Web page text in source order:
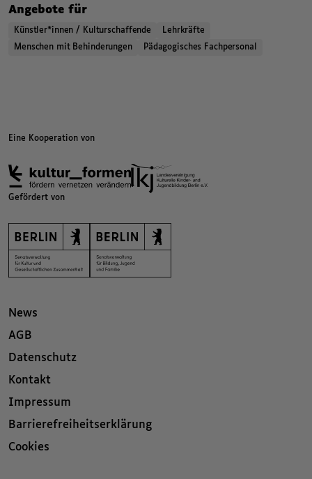
Angebote für,
Künstler*innen / Kulturschaffende
Lehrkräfte
Menschen mit Behinderungen
Pädagogisches Fachpersonal
Eine Kooperation von
Gefördert von
News
AGB
Datenschutz
Kontakt
Impressum
Barrierefreiheitserklärung
Cookies